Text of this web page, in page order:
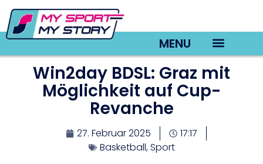
MENU
Win2day BDSL: Graz mit
Möglichkeit auf Cup-
Revanche
27. Februar 2025
17:17
Basketball,Sport